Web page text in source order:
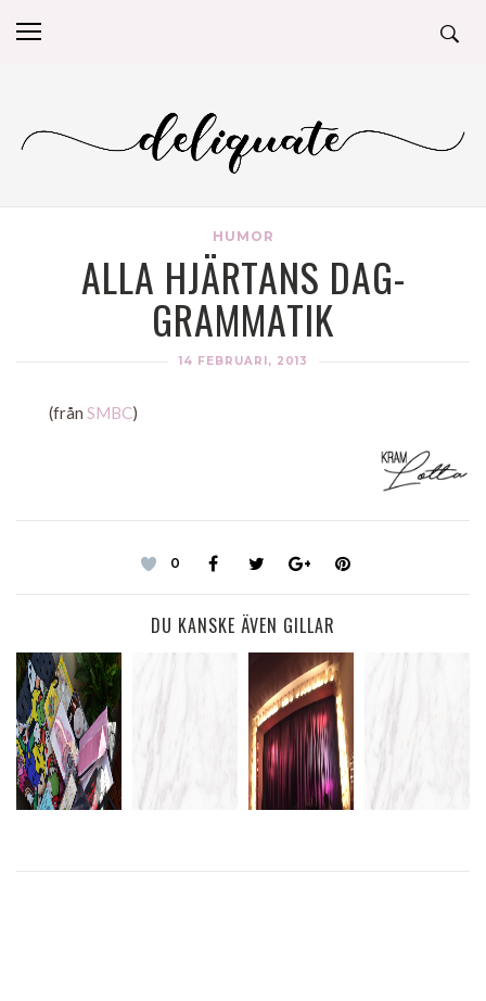
HUMOR
ALLA HJÄRTANS DAG-
GRAMMATIK
14 FEBRUARI, 2013
(från SMBC)
0
DU KANSKE ÄVEN GILLAR